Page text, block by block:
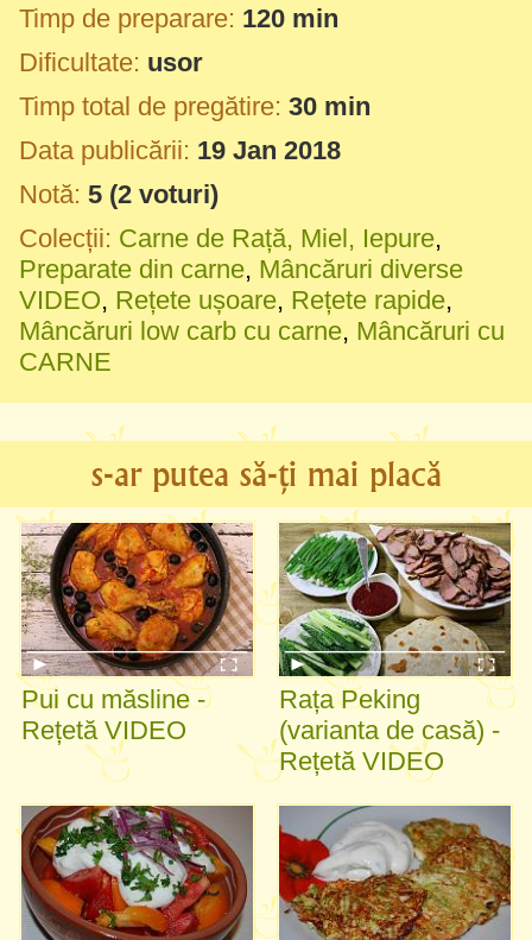
Timp de preparare: 120 min
Dificultate: usor
Timp total de pregătire: 30 min
Data publicării: 19 Jan 2018
Notă: 5 (2 voturi)
Colecții: Carne de Rață, Miel, Iepure,
Preparate din carne, Mâncăruri diverse
VIDEO, Rețete ușoare, Rețete rapide,
Mâncăruri low carb cu carne, Mâncăruri cu
CARNE
s-ar putea să-ți mai placă
Pui cu măsline -
Rețetă VIDEO
Rața Peking
(varianta de casă) -
Rețetă VIDEO